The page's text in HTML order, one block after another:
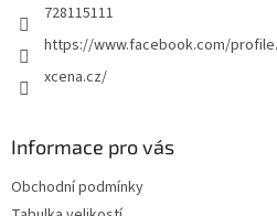
y
v
728115111
https://www.facebook.com/
xcena.cz/
Informace pro vás
Obchodní podmínky